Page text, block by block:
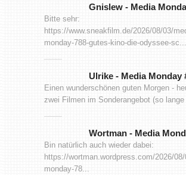
Gnislew - Media
Bitte sehr:
https://www.sneakfilm.de/2026/08/03/
monday-788-gutes-kino-die-odyssee-sc...
Ulrike - Media Monday
Einen wunderschönen guten Morgen -
zwei Filmen im Sonderangebot (so lange
Wortman - Media
Bin natürlich auch wieder dabei:
https://wortman.wordpress.com/2026/
monday-78...